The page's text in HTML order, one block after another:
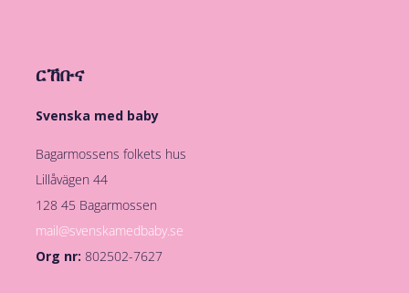
ርኸቡና
Svenska med baby
Bagarmossens folkets hus
Lillåvägen 44
128 45 Bagarmossen
mail@svenskamedbaby.se
Org nr: 802502-7627